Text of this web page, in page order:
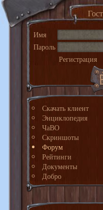
Имя
Пароль
Регистрация
Скачать клиент
Энциклопедия
ЧаВО
Скриншоты
Форум
Рейтинги
Документы
Добро